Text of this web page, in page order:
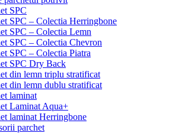
SPC
SPC – Colectia Herringbone
SPC – Colectia Lemn
SPC – Colectia Chevron
SPC – Colectia Piatra
SPC Dry Back
din lemn triplu stratificat
din lemn dublu stratificat
laminat
Laminat Aqua+
laminat Herringbone
parchet